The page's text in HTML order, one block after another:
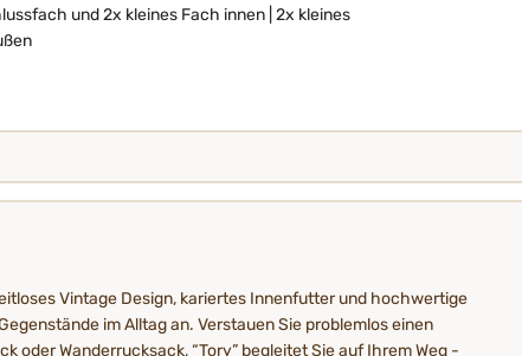
und 2x kleines Fach innen | 2x kleines
Vintage Design, kariertes Innenfutter und hochwertige
im Alltag an. Verstauen Sie problemlos einen
oder Wanderrucksack, “Tory” begleitet Sie auf Ihrem Weg -